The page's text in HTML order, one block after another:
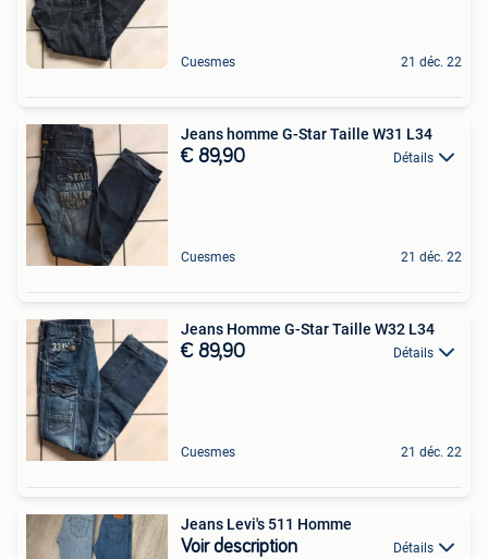
Cuesmes 21 déc. 22
Jeans homme G-Star Taille W31 L34
€ 89,90 Détails
Cuesmes 21 déc. 22
Jeans Homme G-Star Taille W32 L34
€ 89,90 Détails
Cuesmes 21 déc. 22
Jeans Levi's 511 Homme
Voir description Détails